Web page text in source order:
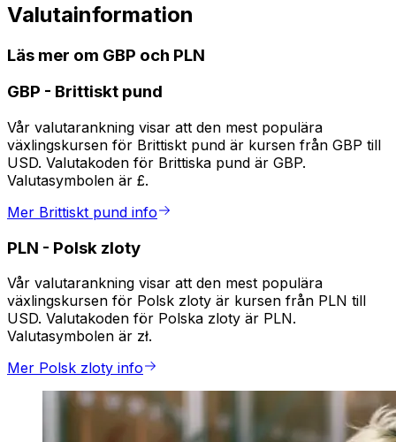
Valutainformation
Läs mer om GBP och PLN
GBP - Brittiskt pund
Vår valutarankning visar att den mest populära
växlingskursen för Brittiskt pund är kursen från GBP till
USD. Valutakoden för Brittiska pund är GBP.
Valutasymbolen är £.
Mer Brittiskt pund info
PLN - Polsk zloty
Vår valutarankning visar att den mest populära
växlingskursen för Polsk zloty är kursen från PLN till
USD. Valutakoden för Polska zloty är PLN.
Valutasymbolen är zł.
Mer Polsk zloty info